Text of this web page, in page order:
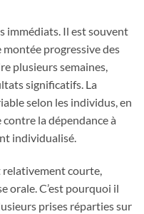
immédiats. Il est souvent
montée progressive des
plusieurs semaines,
significatifs. La
selon les individus, en
contre la dépendance à
individualisé.
relativement courte,
orale. C’est pourquoi il
prises réparties sur